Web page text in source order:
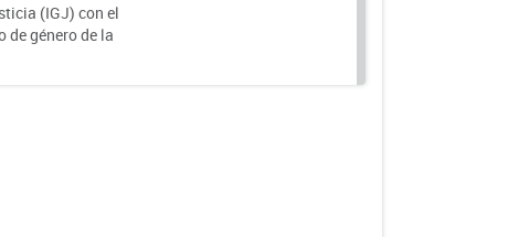
(IGJ) con el
de género de la